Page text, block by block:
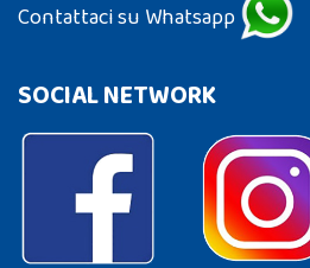
Contattaci su Whatsapp
SOCIAL NETWORK